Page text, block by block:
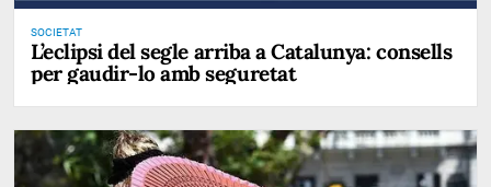
SOCIETAT
L’eclipsi del segle arriba a Catalunya: consells
per gaudir-lo amb seguretat